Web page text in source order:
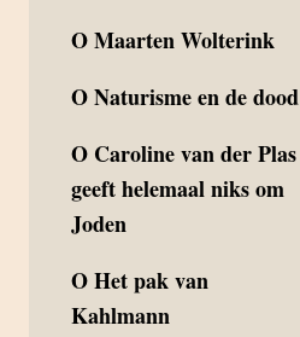
OMaarten Wolterink
ONaturisme en de dood
O Caroline van der Plas
geeft helemaal niks om
Joden
OHet pak van
Kahlmann